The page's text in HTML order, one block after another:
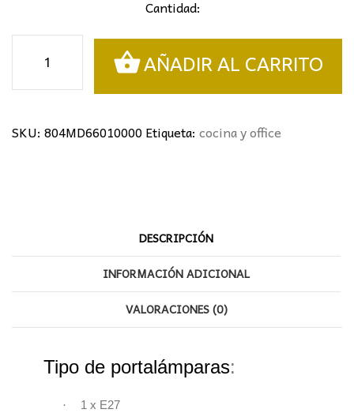
Cantidad:
cantidad
AÑADIR AL CARRITO
SKU: 804MD66010000Etiqueta: cocina y office
DESCRIPCIÓN
INFORMACIÓN ADICIONAL
VALORACIONES (0)
Tipo de portalámparas:
· 1 x E27